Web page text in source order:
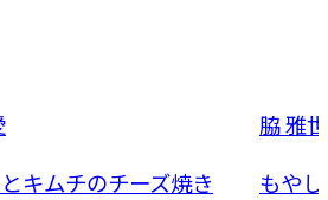
キムチのチーズ焼き
脇 雅世
もや